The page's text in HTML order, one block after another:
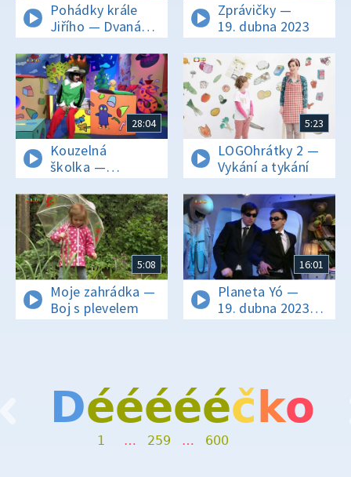
Pohádky krále
Jiřího — Dvanáct
bratrů a třináctá
sestra
Zprávičky —
19. dubna 2023
28:04
Kouzelná
školka —
19. dubna 2023
5:23
LOGOhrátky 2 —
Vykání a tykání
5:08
Moje zahrádka —
Boj s plevelem
16:01
Planeta Yó —
19. dubna 2023
16:10
Dé
1
é
…
é
259
é
…
é
600
č ko